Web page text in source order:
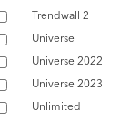
Trendwall 2
Universe
Universe 2022
Universe 2023
Unlimited